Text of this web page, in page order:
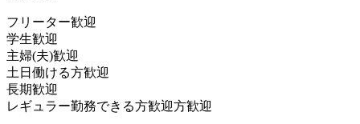
フリーター歓迎
学生歓迎
主婦(夫)歓迎
土日働ける方歓迎
長期歓迎
レギュラー勤務できる方歓迎方歓迎